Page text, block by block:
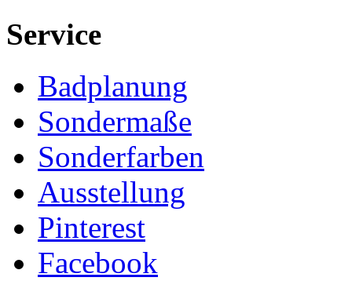
Service
Badplanung
Sondermaße
Sonderfarben
Ausstellung
Pinterest
Facebook